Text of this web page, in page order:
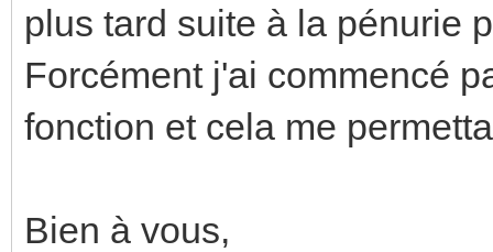
plus tard suite à la pénurie
Forcément j'ai commencé
fonction et cela me
Bien à vous,